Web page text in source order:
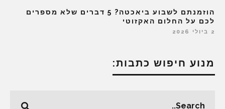
הוזמנתם לשבוע ביאכטה? 5 דברים שלא מספרים
לכם על החלום האקזוטי
2 ביולי 2026
מנוע חיפוש כתבות: